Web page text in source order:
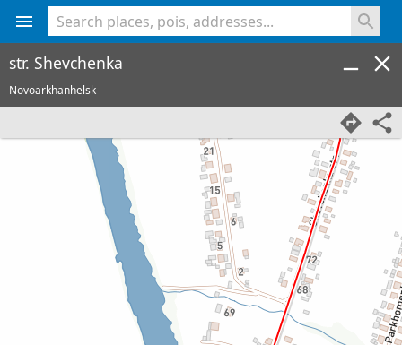
str. Shevchenka
Novoarkhanhelsk
<% console.log(hcard) %>